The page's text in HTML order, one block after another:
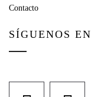
Contacto
SÍGUENOS EN